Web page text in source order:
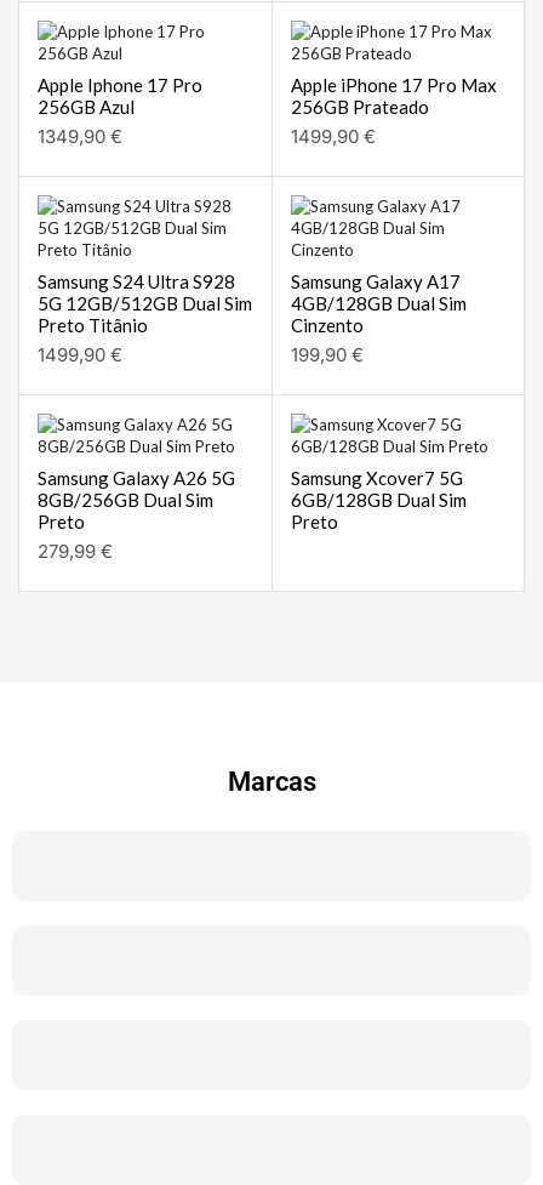
Apple Iphone 17 Pro
256GB Azul
1349,90 €
Apple iPhone 17 Pro Max
256GB Prateado
1499,90 €
Samsung S24 Ultra S928
5G 12GB/512GB Dual Sim
Preto Titânio
1499,90 €
Samsung Galaxy A17
4GB/128GB Dual Sim
Cinzento
199,90 €
Samsung Galaxy A26 5G
8GB/256GB Dual Sim
Preto
279,99 €
Samsung Xcover7 5G
6GB/128GB Dual Sim
Preto
Marcas